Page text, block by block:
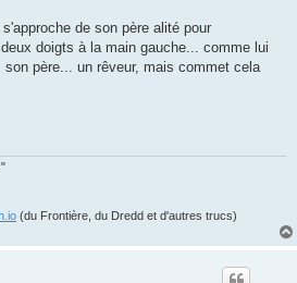
de son père alité pour
doigts à la main gauche... comme lui
père... un rêveur, mais commet cela
(du Frontière, du Dredd et d'autres trucs)